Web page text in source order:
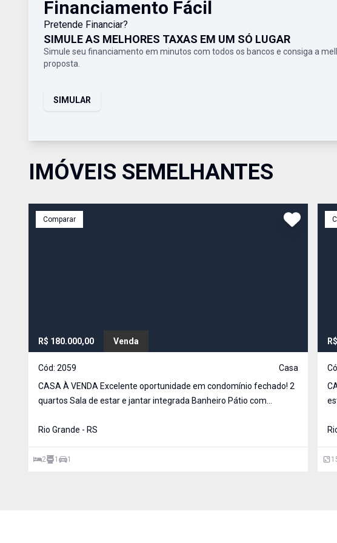
Financiamento Fácil
Pretende Financiar?
SIMULE AS MELHORES TAXAS EM UM SÓ LUGAR
Simule seu financiamento em minutos com todos os bancos e consiga a
proposta.
SIMULAR
IMÓVEIS SEMELHANTES
Comparar
R$ 180.000,00 Venda
Cód: 2059
Casa
CASA À VENDA Excelente oportunidade em condomínio fechado! 2
quartos Sala de estar e jantar integrada Banheiro Pátio com
para mais informações e agende sua visita
Rio Grande - RS
2 1 1